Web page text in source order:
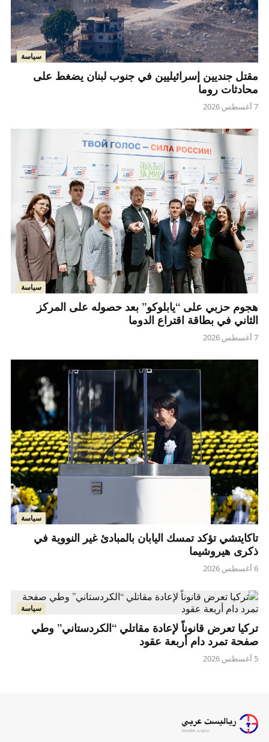
سياسة
مقتل جنديين إسرائيليين في جنوب لبنان يضغط على
محادثات روما
7 أغسطس 2026
سياسة
هجوم حزبي على “يابلوكو” بعد حصوله على المركز
الثاني في بطاقة اقتراع الدوما
7 أغسطس 2026
سياسة
تاكايتشي تؤكد تمسك اليابان بالمبادئ غير النووية في
ذكرى هيروشيما
6 أغسطس 2026
سياسة
تركيا تعرض قانوناً لإعادة مقاتلي “الكردستاني” وطي
صفحة تمرد دام أربعة عقود
5 أغسطس 2026